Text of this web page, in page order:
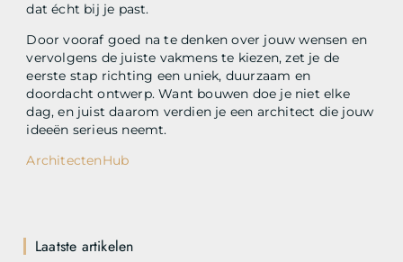
dat écht bij je past.
Door vooraf goed na te denken over jouw wensen en
vervolgens de juiste vakmens te kiezen, zet je de
eerste stap richting een uniek, duurzaam en
doordacht ontwerp. Want bouwen doe je niet elke
dag, en juist daarom verdien je een architect die jouw
ideeën serieus neemt.
ArchitectenHub
Laatste artikelen